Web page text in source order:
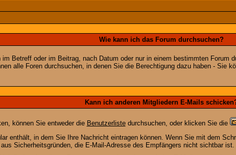
Wie kann ich das Forum durchsuchen?
Betreff oder im Beitrag, nach Datum oder nur in einem bestimmten
alle Foren durchsuchen, in denen Sie die Berechtigung dazu haben - Sie
Kann ich anderen Mitgliedern E-Mails
können Sie entweder die Benutzerlistedurchsuchen, oder klicken Sie die
enthält, in dem Sie Ihre Nachricht eintragen können. Wenn Sie mit dem
Sicherheitsgründen, die E-Mail-Adresse des Empfängers nicht sichtbar ist.